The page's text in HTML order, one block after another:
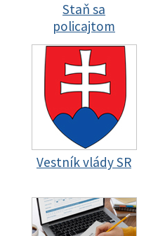
Staň sa
policajtom
Vestník vlády SR